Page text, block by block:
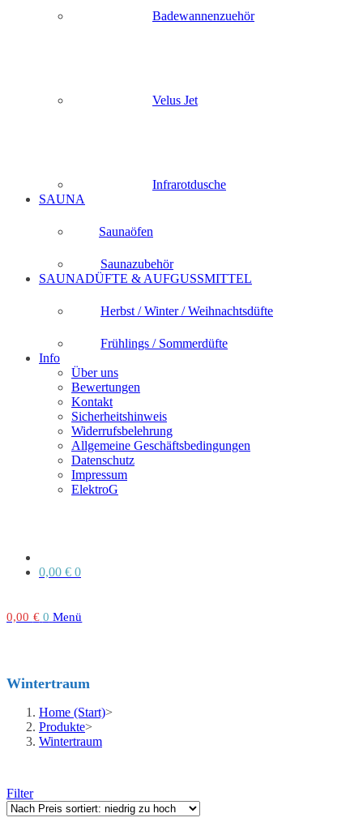
Badewannenzuehör
Velus Jet
Infrarotdusche
SAUNA
Saunaöfen
Saunazubehör
SAUNADÜFTE & AUFGUSSMITTEL
Herbst / Winter / Weihnachtsdüfte
Frühlings / Sommerdüfte
Info
Über uns
Bewertungen
Kontakt
Sicherheitshinweis
Widerrufsbelehrung
Allgemeine Geschäftsbedingungen
Datenschutz
Impressum
ElektroG
0,00 € 0
0,00 € 0 Menü
Wintertraum
Home (Start)>
Produkte>
Wintertraum
Filter